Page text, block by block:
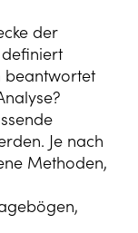
der
beantwortet
Je nach
Methoden,